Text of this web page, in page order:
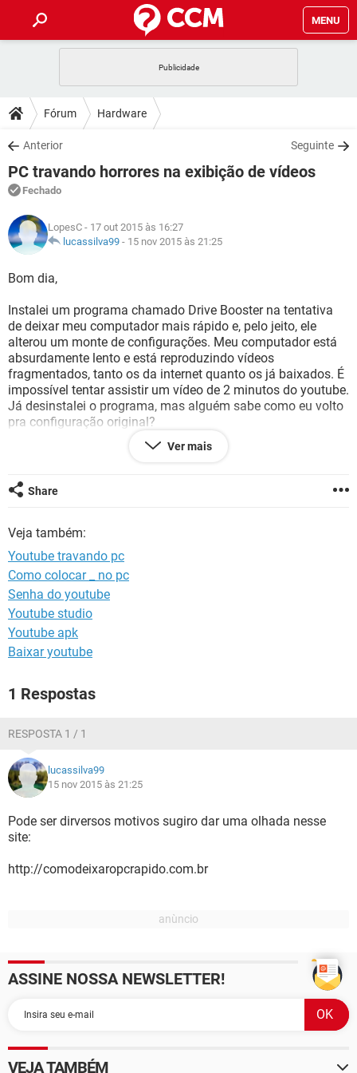
MENU
CELULAR
OUTLOOK
INSTAGRAM GMAIL
GUIA DE COMPRAS
DICAS
JOGOS
OUTLOOK
INSTAGRAM
GUIA DE COMPRAS
DOWNLOADS
JOGOS WHATSAPP
CELULAR
OUTLOOK
INSTAGRAM
GUIA DE COMPRAS
FÓRUM
JOGOS
CELULAR FACEBOOK
GUIA DE COMPRAS
GLOSSÁRIO
JOGOS
CELULAR
OUTLOOK EXCEL
INSTAGRAM GMAIL
GUIA DE COMPRAS
Fórum Hardware
Anterior Seguinte
PC travando horrores na exibição de vídeos
Fechado
LopesC - 17 out 2015 às 16:27
lucassilva99 - 15 nov 2015 às 21:25
Bom dia,
Instalei um programa chamado Drive Booster na tentativa
de deixar meu computador mais rápido e, pelo jeito, ele
alterou um monte de configurações. Meu computador está
absurdamente lento e está reproduzindo vídeos
fragmentados, tanto os da internet quanto os já baixados. É
impossível tentar assistir um vídeo de 2 minutos do youtube.
Já desinstalei o programa, mas alguém sabe como eu volto
pra configuração original?
Ver mais
Share
Veja também:
Youtube travando pc
Como colocar _ no pc
Senha do youtube
Youtube studio
Youtube apk
Baixar youtube
1 Respostas
RESPOSTA 1 / 1
lucassilva99
15 nov 2015 às 21:25
Pode ser dirversos motivos sugiro dar uma olhada nesse
site:
http://comodeixaropcrapido.com.br
ASSINE NOSSA NEWSLETTER!
VEJA TAMBÉM